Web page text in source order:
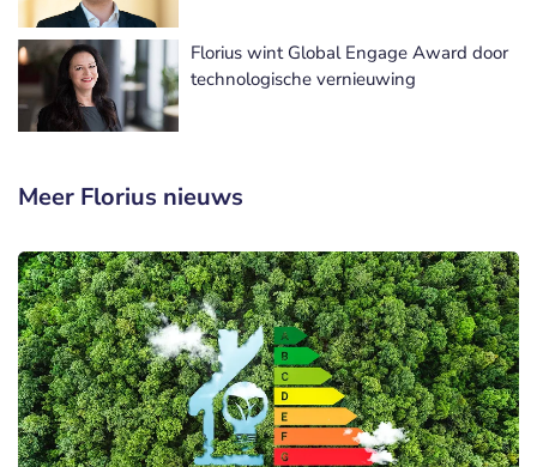
Florius wint Global Engage Award door
technologische vernieuwing
Meer Florius nieuws